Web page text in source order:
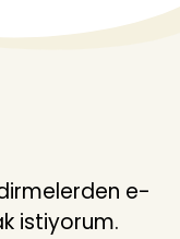
e-
istiyorum.